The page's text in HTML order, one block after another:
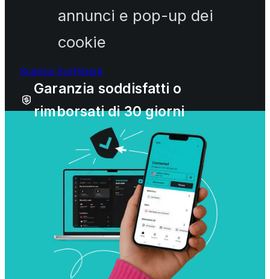
annunci e pop-up dei
cookie
Scarica Surfshark
Garanzia soddisfatti o
rimborsati di 30 giorni